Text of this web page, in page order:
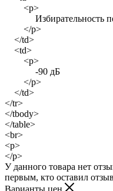
<p>
Избирательность по
</p>
</td>
<td>
<p>
-90 дБ
</p>
</td>
</tr>
</tbody>
</table>
<br>
<p>
</p>
У данного товара нет
первым, кто оставил
Варианты цен